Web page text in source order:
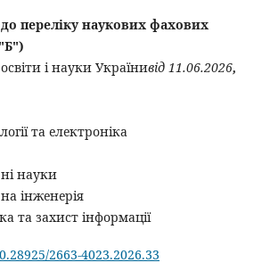
переліку наукових фахових
і науки Українивід 11.06.2026,
та електроніка
науки
інженерія
та захист інформації
2663-4023.2026.33